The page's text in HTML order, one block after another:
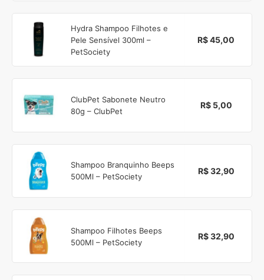
Hydra Shampoo Filhotes e
Pele Sensível 300ml –
PetSociety
R$ 45,00
ClubPet Sabonete Neutro
80g – ClubPet
R$ 5,00
Shampoo Branquinho Beeps
500Ml – PetSociety
R$ 32,90
Shampoo Filhotes Beeps
500Ml – PetSociety
R$ 32,90